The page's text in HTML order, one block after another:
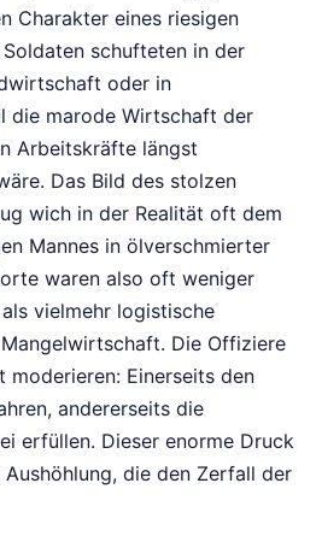
Charakter eines riesigen
schufteten in der
oder in
die marode Wirtschaft der
Arbeitskräfte längst
Das Bild des stolzen
wich in der Realität oft dem
Mannes in ölverschmierter
waren also oft weniger
vielmehr logistische
Die Offiziere
moderieren: Einerseits den
andererseits die
erfüllen. Dieser enorme Druck
die den Zerfall der